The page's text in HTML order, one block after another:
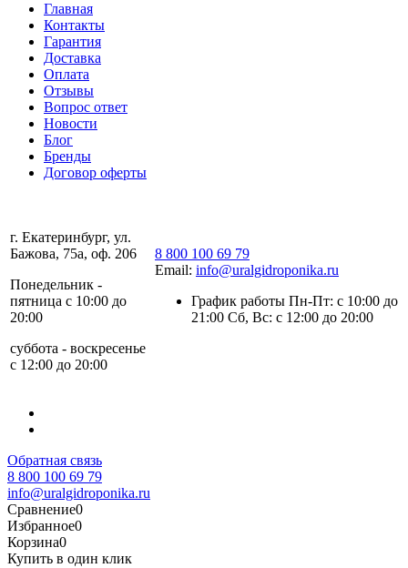
Главная
Контакты
Гарантия
Доставка
Оплата
Отзывы
Вопрос ответ
Новости
Блог
Бренды
Договор оферты
г. Екатеринбург, ул.
Бажова, 75а, оф. 206
Понедельник -
пятница с 10:00 до
20:00
суббота - воскресенье
с 12:00 до 20:00
8 800 100 69 79
Email: info@uralgidroponika.ru
График работы Пн-Пт: с 10:00 до
21:00 Сб, Вс: с 12:00 до 20:00
Обратная связь
8 800 100 69 79
info@uralgidroponika.ru
Сравнение0
Избранное0
Корзина0
Купить в один клик